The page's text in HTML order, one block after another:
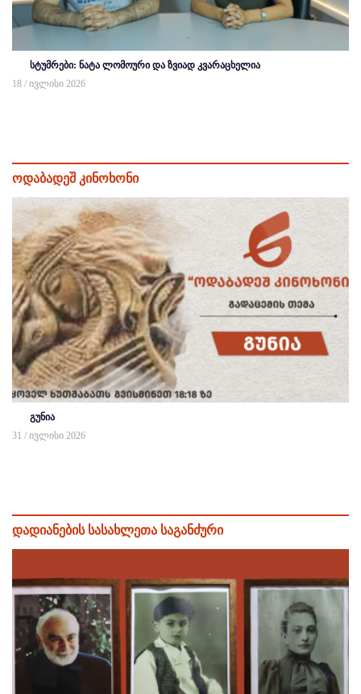
სტუმრები: ნატა ლომოური და ზვიად კვარაცხელია
18 / ივლისი 2026
ოდაბადეშ კინოხონი
გუნია
31 / ივლისი 2026
დადიანების სასახლეთა საგანძური